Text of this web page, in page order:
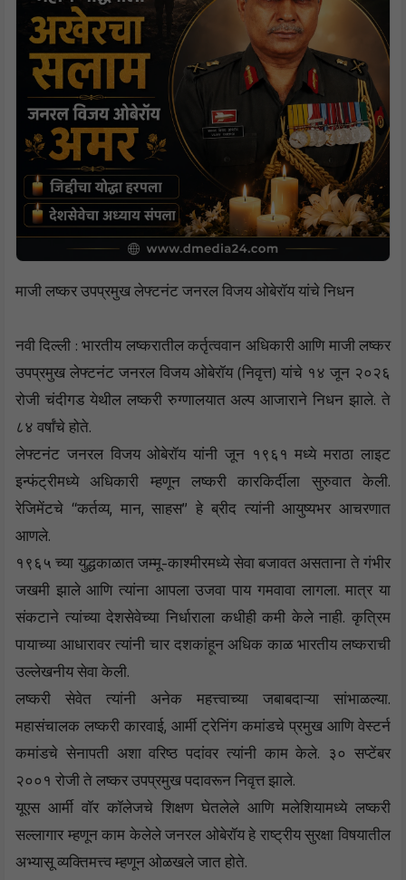
माजी लष्कर उपप्रमुख लेफ्टनंट जनरल विजय ओबेरॉय यांचे निधन
नवी दिल्ली : भारतीय लष्करातील कर्तृत्ववान अधिकारी आणि माजी लष्कर
उपप्रमुख लेफ्टनंट जनरल विजय ओबेरॉय (निवृत्त) यांचे १४ जून २०२६
रोजी चंदीगड येथील लष्करी रुग्णालयात अल्प आजाराने निधन झाले. ते
८४ वर्षांचे होते.
लेफ्टनंट जनरल विजय ओबेरॉय यांनी जून १९६१ मध्ये मराठा लाइट
इन्फंट्रीमध्ये अधिकारी म्हणून लष्करी कारकिर्दीला सुरुवात केली.
रेजिमेंटचे “कर्तव्य, मान, साहस” हे ब्रीद त्यांनी आयुष्यभर आचरणात
आणले.
१९६५ च्या युद्धकाळात जम्मू-काश्मीरमध्ये सेवा बजावत असताना ते गंभीर
जखमी झाले आणि त्यांना आपला उजवा पाय गमवावा लागला. मात्र या
संकटाने त्यांच्या देशसेवेच्या निर्धाराला कधीही कमी केले नाही. कृत्रिम
पायाच्या आधारावर त्यांनी चार दशकांहून अधिक काळ भारतीय लष्कराची
उल्लेखनीय सेवा केली.
लष्करी सेवेत त्यांनी अनेक महत्त्वाच्या जबाबदाऱ्या सांभाळल्या.
महासंचालक लष्करी कारवाई, आर्मी ट्रेनिंग कमांडचे प्रमुख आणि वेस्टर्न
कमांडचे सेनापती अशा वरिष्ठ पदांवर त्यांनी काम केले. ३० सप्टेंबर
२००१ रोजी ते लष्कर उपप्रमुख पदावरून निवृत्त झाले.
यूएस आर्मी वॉर कॉलेजचे शिक्षण घेतलेले आणि मलेशियामध्ये लष्करी
सल्लागार म्हणून काम केलेले जनरल ओबेरॉय हे राष्ट्रीय सुरक्षा विषयातील
अभ्यासू व्यक्तिमत्त्व म्हणून ओळखले जात होते.